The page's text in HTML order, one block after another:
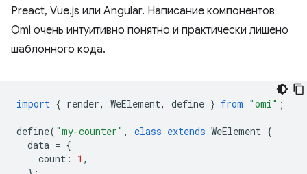
Preact, Vue.js или Angular. Написание компонентов
Omi очень интуитивно понятно и практически лишено
шаблонного кода.
import { render, WeElement, define } from "omi" ;
define( "my-counter" , class extends WeElement {
data = {
count : 1 ,